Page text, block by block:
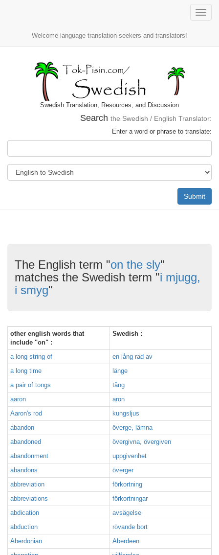
Toggle
Welcome language translation seekers and translators!
Swedish Translation, Resources, and Discussion
Search the Swedish / English Translator:
Enter a word or phrase to translate:
Submit
The English term "on the sly"
matches the Swedish term "i mjugg,
i smyg"
other english words that
include "on" :
Swedish :
a long string of
en lång rad av
a long time
länge
a pair of tongs
tång
aaron
aron
Aaron's rod
kungsljus
abandon
överge, lämna
abandoned
övergivna, övergiven
abandonment
uppgivenhet
abandons
överger
abbreviation
förkortning
abbreviations
förkortningar
abdication
avsägelse
abduction
rövande bort
Aberdonian
Aberdeen